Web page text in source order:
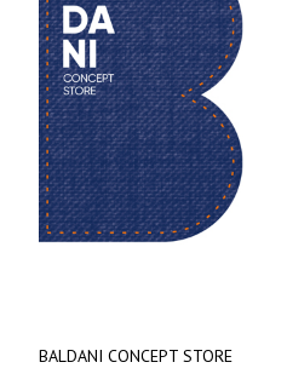
BALDANI CONCEPT STORE